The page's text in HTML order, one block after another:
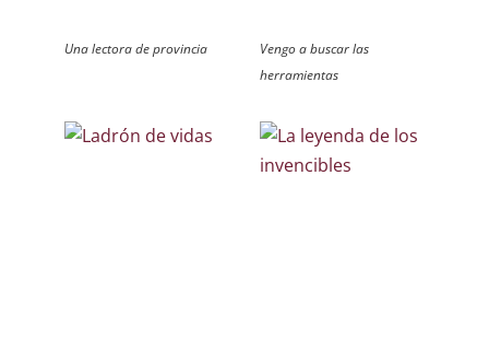
Una lectora de provincia
Vengo a buscar las
herramientas